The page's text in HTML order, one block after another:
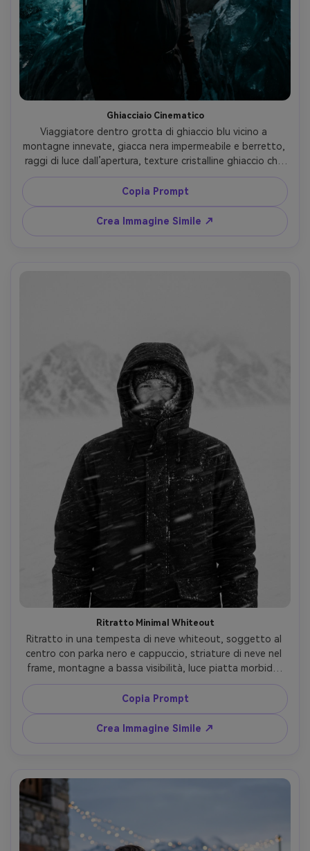
Ghiacciaio Cinematico
Viaggiatore dentro grotta di ghiaccio blu vicino a
montagne innevate, giacca nera impermeabile e berretto,
raggi di luce dall’apertura, texture cristalline ghiaccio che
brillano cyan, scatto Sony A7IV, 24mm f/1.4, ritratto
ambientale wide, contrasto drammatico, dettaglio del
ghiaccio ultra-realista, grading cinematico teal-arancio --
ar 4:5
Copia Prompt
Crea Immagine Simile ↗
Ritratto Minimal Whiteout
Ritratto in una tempesta di neve whiteout, soggetto al
centro con parka nero e cappuccio, striature di neve nel
frame, montagne a bassa visibilità, luce piatta morbida,
scatto Nikon Z8, 85mm f/2, inquadratura mezzo busto,
grading monocromo ad alto contrasto, neve e tessuto
realistici --ar 4:5
Copia Prompt
Crea Immagine Simile ↗